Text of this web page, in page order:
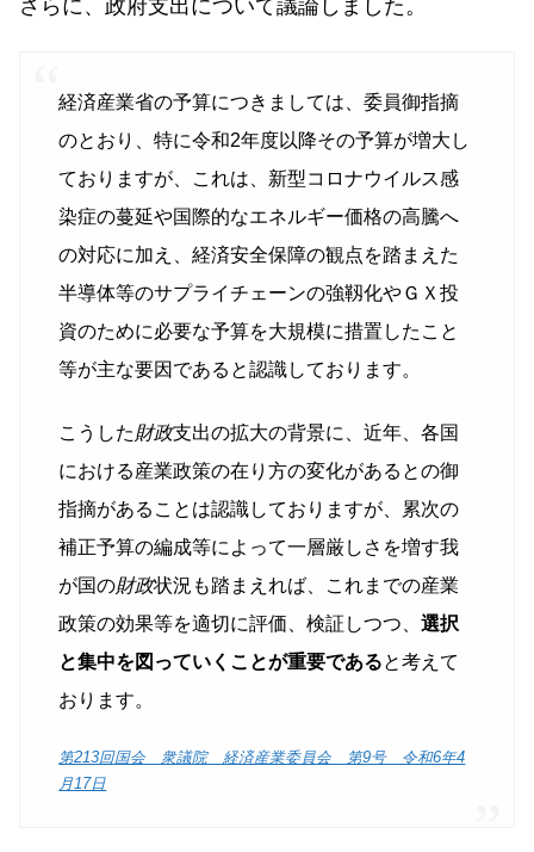
さらに、政府支出について議論しました。
経済産業省の予算につきましては、委員御指摘
のとおり、特に令和2年度以降その予算が増大し
ておりますが、これは、新型コロナウイルス感
染症の蔓延や国際的なエネルギー価格の高騰へ
の対応に加え、経済安全保障の観点を踏まえた
半導体等のサプライチェーンの強靱化やＧＸ投
資のために必要な予算を大規模に措置したこと
等が主な要因であると認識しております。
こうした財政支出の拡大の背景に、近年、各国
における産業政策の在り方の変化があるとの御
指摘があることは認識しておりますが、累次の
補正予算の編成等によって一層厳しさを増す我
が国の財政状況も踏まえれば、これまでの産業
政策の効果等を適切に評価、検証しつつ、選択
と集中を図っていくことが重要であると考えて
おります。
第213回国会 衆議院 経済産業委員会 第9号 令和6年4
月17日